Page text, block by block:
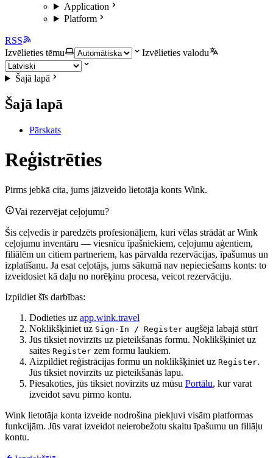
Application
Platform
RSS
Izvēlieties tēmu
Izvēlieties valodu
Šajā lapā
Šajā lapā
Pārskats
Reģistrēties
Pirms jebkā cita, jums jāizveido lietotāja konts Wink.
Vai rezervējat ceļojumu?
Šis ceļvedis ir paredzēts profesionāļiem, kuri vēlas strādāt ar Wink
ceļojumu inventāru — viesnīcu īpašniekiem, ceļojumu aģentiem,
filiālēm un citiem partneriem, kas pārvalda rezervācijas, īpašumus un
izplatīšanu. Ja esat ceļotājs, jums sākumā nav nepieciešams konts: to
izveidosiet kā daļu no norēķinu procesa, veicot rezervāciju.
Izpildiet šīs darbības:
Dodieties uz app.wink.travel
Noklikšķiniet uz Sign-In / Register augšējā labajā stūrī
Jūs tiksiet novirzīts uz pieteikšanās formu. Noklikšķiniet uz
saites Register zem formu laukiem.
Aizpildiet reģistrācijas formu un noklikšķiniet uz Register.
Jūs tiksiet novirzīts uz pieteikšanās lapu.
Piesakoties, jūs tiksiet novirzīts uz mūsu Portālu, kur varat
izveidot savu pirmo kontu.
Wink lietotāja konta izveide nodrošina piekļuvi visām platformas
funkcijām. Jūs varat izveidot neierobežotu skaitu īpašumu un filiāļu
kontu.